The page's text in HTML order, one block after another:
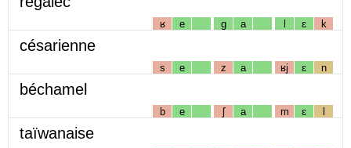
ʁ e g a l ɛ k
césarienne
s e z a ʁj ɛ n
béchamel
b e ʃ a m ɛ l
taïwanaise